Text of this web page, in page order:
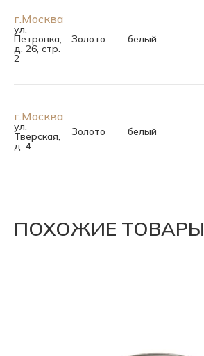
г.Москва
ул.
Петровка,
д. 26, стр.
2
Золото белый
г.Москва
ул.
Тверская,
д. 4
Золото белый
ПОХОЖИЕ ТОВАРЫ